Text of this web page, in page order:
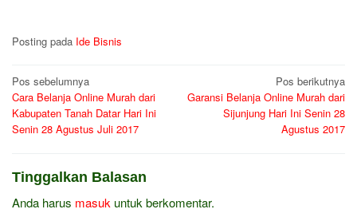
Posting pada Ide Bisnis
Navigasi
pos
Pos sebelumnya
Cara Belanja Online Murah dari
Kabupaten Tanah Datar Hari Ini
Senin 28 Agustus Juli 2017
Pos berikutnya
Garansi Belanja Online Murah dari
Sijunjung Hari Ini Senin 28
Agustus 2017
Tinggalkan Balasan
Anda harus masuk untuk berkomentar.